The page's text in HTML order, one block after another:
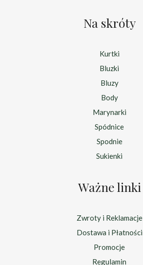
Na skróty
Kurtki
Bluzki
Bluzy
Body
Marynarki
Spódnice
Spodnie
Sukienki
Ważne linki
Zwroty i Reklamacje
Dostawa i Płatności
Promocje
Regulamin